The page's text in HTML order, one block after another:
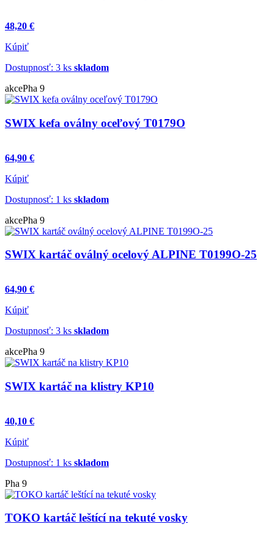
48,20 €
Kúpiť
Dostupnosť: 3 ks skladom
akcePha 9
SWIX kefa oválny oceľový T0179O
64,90 €
Kúpiť
Dostupnosť: 1 ks skladom
akcePha 9
SWIX kartáč oválný ocelový ALPINE T0199O-25
64,90 €
Kúpiť
Dostupnosť: 3 ks skladom
akcePha 9
SWIX kartáč na klistry KP10
40,10 €
Kúpiť
Dostupnosť: 1 ks skladom
Pha 9
TOKO kartáč leštící na tekuté vosky